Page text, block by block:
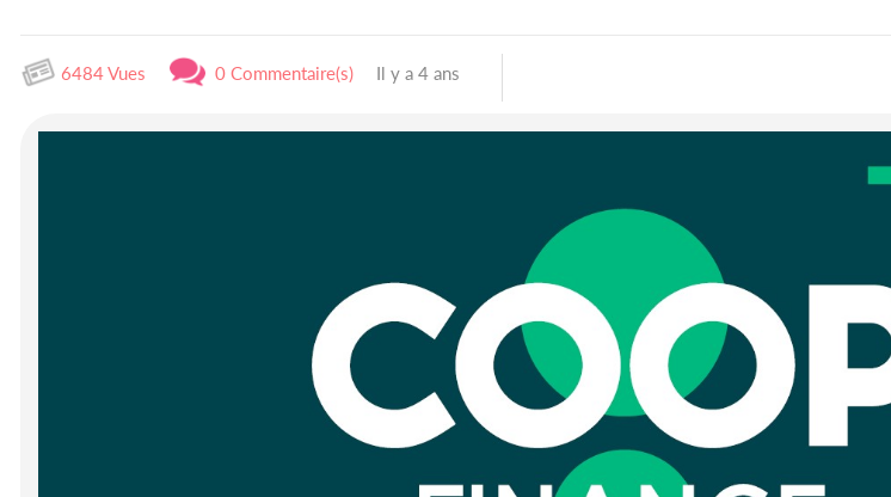
6484 Vues 0 Commentaire(s) Il y a 4 ans
d'absence de Biya, Hiram
Iyodi appelle le conseil
SOCIÉTÉ
Côte d'Ivoire : Ouattara
promet des sanctions contre
les déguerpissements i...